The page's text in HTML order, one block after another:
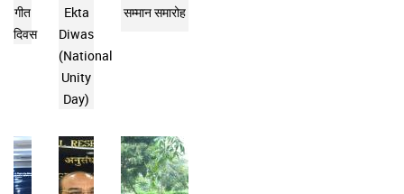
गीत
दिवस
Ekta
Diwas
(National
Unity
Day)
सम्मान समारोह